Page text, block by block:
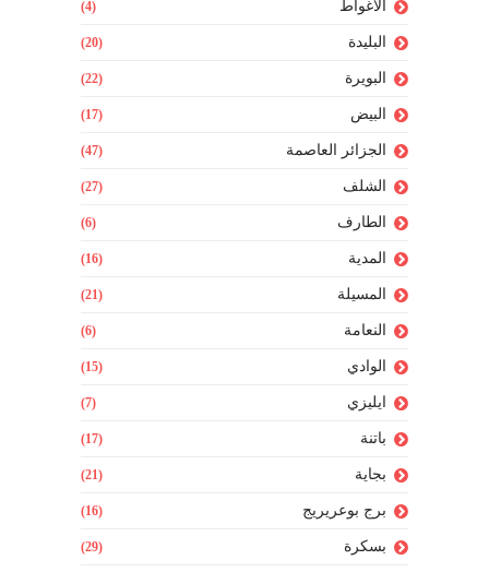
الأغواط (4)
البليدة (20)
البويرة (22)
البيض (17)
الجزائر العاصمة (47)
الشلف (27)
الطارف (6)
المدية (16)
المسيلة (21)
النعامة (6)
الوادي (15)
ايليزي (7)
باتنة (17)
بجاية (21)
برج بوعريريج (16)
بسكرة (29)